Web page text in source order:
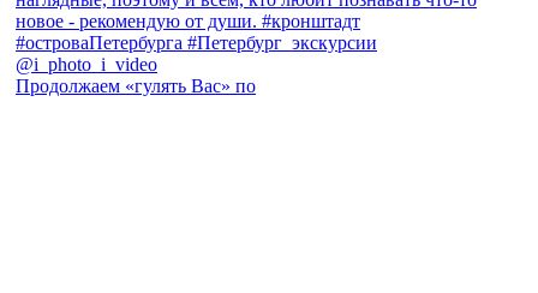
Продолжаем «гулять Вас» по